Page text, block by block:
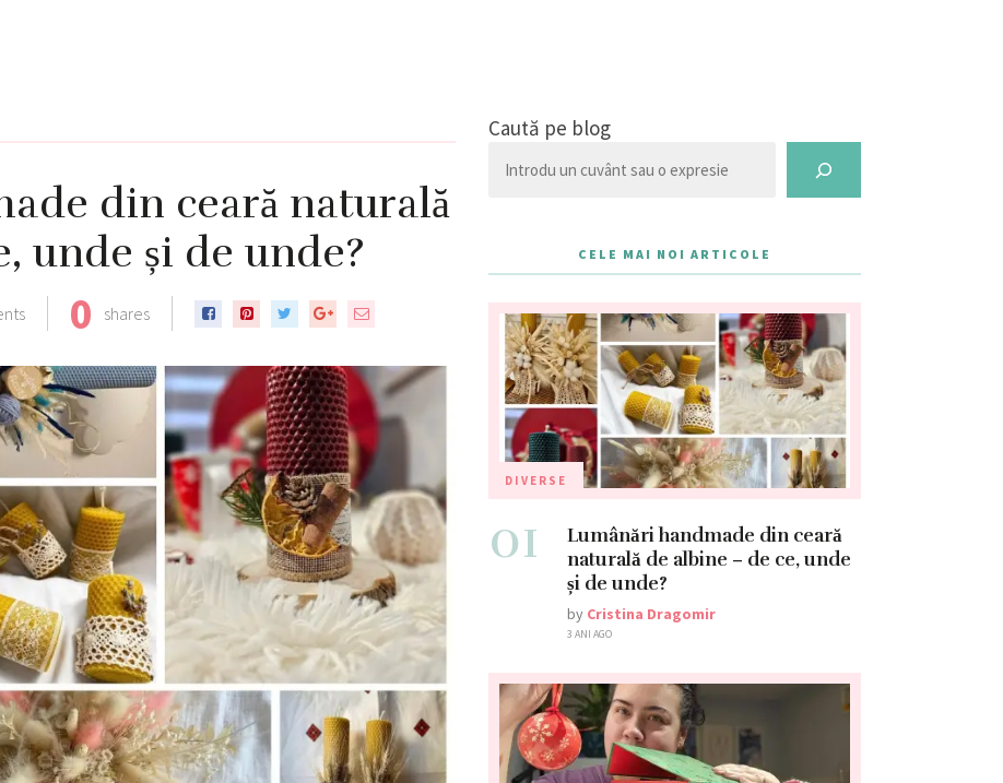
din ceară naturală
unde și de unde?
0 shares
Caută pe blog
CELE MAI NOI ARTICOLE
DIVERSE
01
Lumânări handmade din ceară
naturală de albine – de ce, unde
și de unde?
by Cristina Dragomir
3 ANI AGO